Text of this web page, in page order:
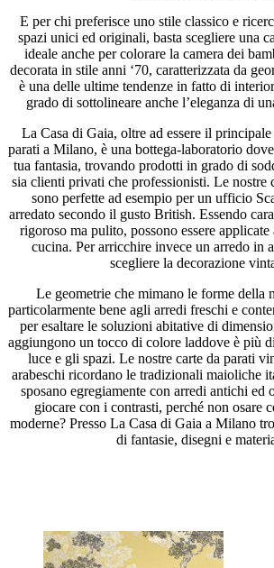
E per chi preferisce uno stile classico e
spazi unici ed originali, basta scegliere una
ideale anche per colorare la camera dei
decorata in stile anni ‘70, caratterizzata da
è una delle ultime tendenze in fatto di
grado di sottolineare anche l’eleganza di
La Casa di Gaia, oltre ad essere il
parati a Milano, è una bottega-laboratorio
tua fantasia, trovando prodotti in grado di
sia clienti privati che professionisti. Le nostre
sono perfette ad esempio per un ufficio
arredato secondo il gusto British. Essendo
rigoroso ma pulito, possono essere
cucina. Per arricchire invece un arredo in
scegliere la decorazione
Le geometrie che mimano le forme della
particolarmente bene agli arredi freschi e
per esaltare le soluzioni abitative di
aggiungono un tocco di colore laddove è più
luce e gli spazi. Le nostre carte da parati
arabeschi ricordano le tradizionali maioliche
sposano egregiamente con arredi antichi ed
giocare con i contrasti, perché non osare
moderne? Presso La Casa di Gaia a Milano
di fantasie, disegni e